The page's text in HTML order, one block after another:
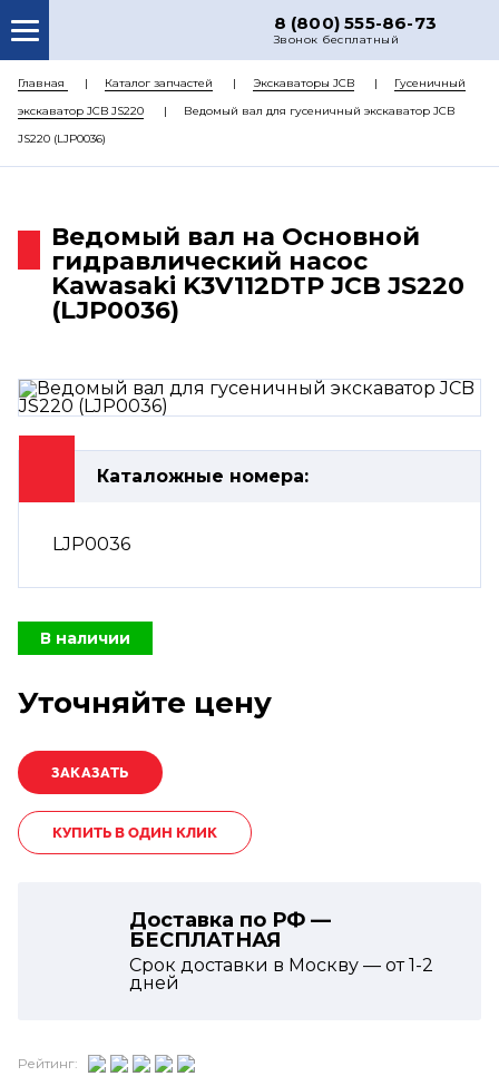
8 (800) 555-86-73
Звонок бесплатный
О НАС
КАТАЛОГ ЗАПЧАСТЕЙ
РЕМОНТ
ЦЕНЫ
КОНТАКТЫ
Главная Каталог запчастей Экскаваторы JCB
Гусеничный
экскаватор JCB JS220
Ведомый вал для гусеничный экскаватор JCB
JS220 (LJP0036)
Ведомый вал на Основной
гидравлический насос
Kawasaki K3V112DTP JCB JS220
(LJP0036)
Каталожные номера:
LJP0036
В наличии
Уточняйте цену
КУПИТЬ В ОДИН КЛИК
Доставка по РФ —
БЕСПЛАТНАЯ
Срок доставки в Москву — от1-2
дней
Рейтинг: